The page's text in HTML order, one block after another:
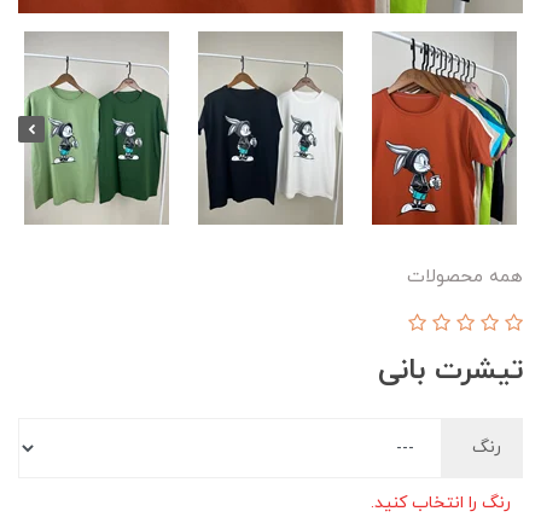
همه محصولات
تیشرت بانی
رنگ
رنگ را انتخاب کنید.